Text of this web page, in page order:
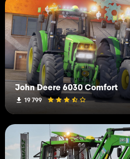
John Deere 6030 Comfort
19 799